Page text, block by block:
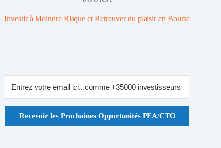
Investir à Moindre Risque et Retrouver du plaisir en Bourse
Recevoir les Prochaines Opportunités PEA/CTO